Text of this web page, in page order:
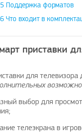
Поддержка форматов
Что входит в
приставки
для телевизора
выбор для
телеэкрана в